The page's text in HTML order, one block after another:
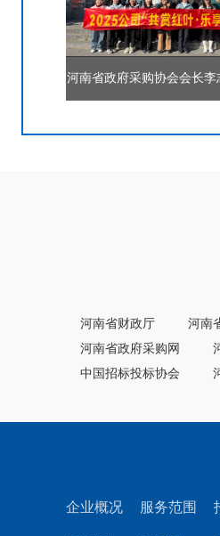
共赏红叶·乐享金秋
河南省财政厅 河南
河南省政府采购网
中国招标投标协会
企业概况 服务范围